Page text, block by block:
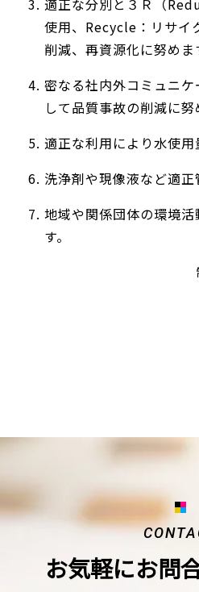
適正な分別と３Ｒ（
使用、Recycle：リサイ
削減、再資源化に努めま
密なる社内外コミュニ
して品質事故の削減に努
適正な利用により水使用
洗浄剤や現像液など適正
地域や関係団体の環境
す。
お気軽にお問